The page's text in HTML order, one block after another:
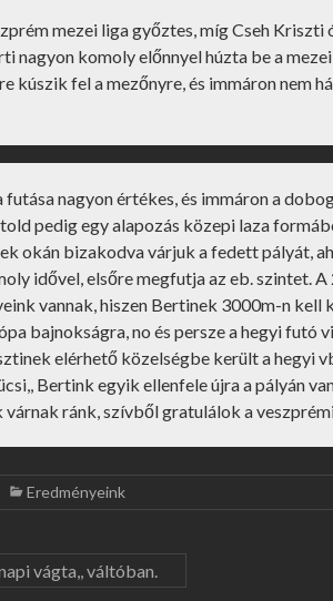
mezei liga győztes, mígCseh Kriszti
nagyon komoly előnnyel húzta be a
kúszik fel a mezőnyre, és immáron nem
futása nagyon értékes, és immáron a
pedig egy alapozás közepi laza
okán bizakodva várjuk a fedett pályát,
idővel, elsőre megfutja az eb. szintet.
vannak, hiszen Bertinek 3000m-n kell
bajnokságra, no és persze a hegyi futó
elérhető közelségbe került a hegyi
Bertink egyik ellenfele újra a pályán
várnak ránk, szívből gratulálok a
Eredményeink
vágta,, váltóban.